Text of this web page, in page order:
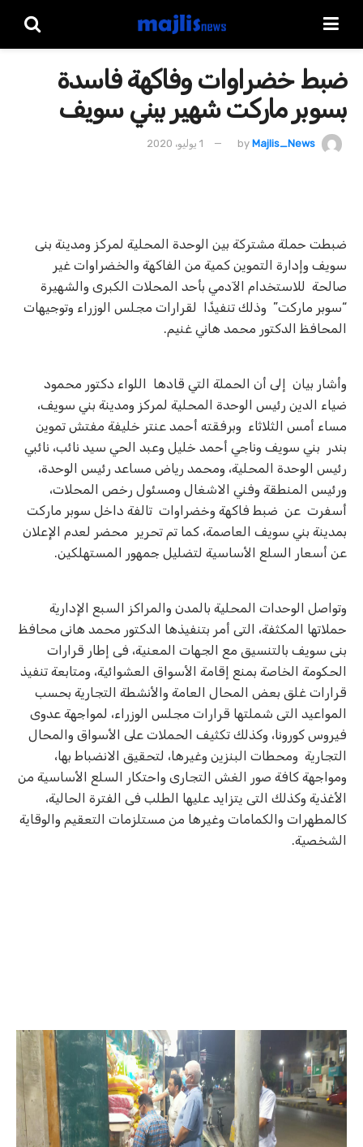
ضبط خضراوات وفاكهة فاسدة
بسوبر ماركت شهير ببني سويف
by Majlis_News 1 يوليو، 2020
ضبطت حملة مشتركة بين الوحدة المحلية لمركز ومدينة بنى
سويف وإدارة التموين كمية من الفاكهة والخضراوات غير
صالحة للاستخدام الآدمي بأحد المحلات الكبرى والشهيرة
“سوبر ماركت” وذلك تنفيذًا لقرارات مجلس الوزراء وتوجيهات
المحافظ الدكتور محمد هاني غنيم.
وأشار بيان إلى أن الحملة التي قادها اللواء دكتور محمود
ضياء الدين رئيس الوحدة المحلية لمركز ومدينة بني سويف،
مساء أمس الثلاثاء وبرفقته أحمد عنتر خليفة مفتش تموين
بندر بني سويف وناجي أحمد خليل وعبد الحي سيد نائب، نائبي
رئيس الوحدة المحلية، ومحمد رياض مساعد رئيس الوحدة،
ورئيس المنطقة وفني الاشغال ومسئول رخص المحلات،
أسفرت عن ضبط فاكهة وخضراوات تالفة داخل سوبر ماركت
بمدينة بني سويف العاصمة، كما تم تحرير محضر لعدم الإعلان
عن أسعار السلع الأساسية لتضليل جمهور المستهلكين.
وتواصل الوحدات المحلية بالمدن والمراكز السبع الإدارية
حملاتها المكثفة، التى أمر بتنفيذها الدكتور محمد هانى محافظ
بنى سويف بالتنسيق مع الجهات المعنية، فى إطار قرارات
الحكومة الخاصة بمنع إقامة الأسواق العشوائية، ومتابعة تنفيذ
قرارات غلق بعض المحال العامة والأنشطة التجارية بحسب
المواعيد التى شملتها قرارات مجلس الوزراء، لمواجهة عدوى
فيروس كورونا، وكذلك تكثيف الحملات على الأسواق والمحال
التجارية ومحطات البنزين وغيرها، لتحقيق الانضباط بها،
ومواجهة كافة صور الغش التجارى واحتكار السلع الأساسية من
الأغذية وكذلك التى يتزايد عليها الطلب فى الفترة الحالية،
كالمطهرات والكمامات وغيرها من مستلزمات التعقيم والوقاية
الشخصية.